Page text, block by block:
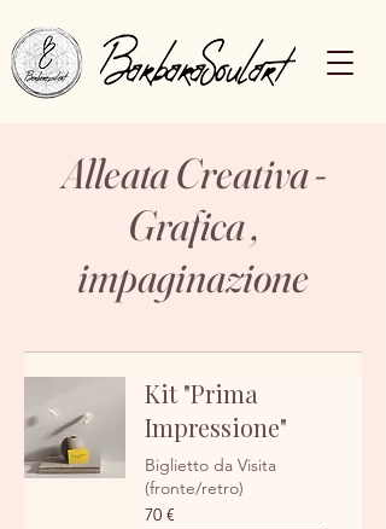
Alleata Creativa -
Grafica ,
impaginazione
Kit "Prima
Impressione"
Biglietto da Visita
(fronte/retro)
70
euro
70 €